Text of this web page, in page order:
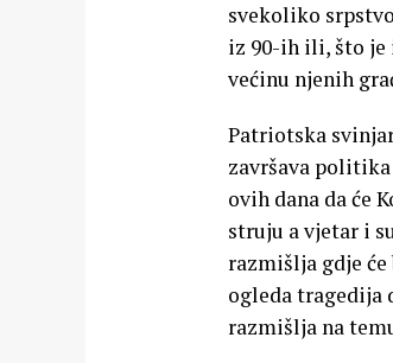
svekoliko
iz 90-ih ili, što
većinu njenih
Patriotska
završava
ovih dana da će
struju a vjetar i
razmišlja gdje
ogleda tragedija
razmišlja na